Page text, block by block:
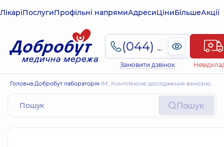
ЛікаріПослугиПрофільні напрямиАдресиЦіниБільшеАкції
(044) 495-2-888
Замовити дзвінок
Головна Добробут лабораторія ІМ_Комплексне дослідження венозної крові: ідентифікація аеробних та анаеробних мікроорганізмів, грибів Candida spp. Попередній результат. Антибіотикограма з МІК та антимікотикограма з МІК.
Пошук